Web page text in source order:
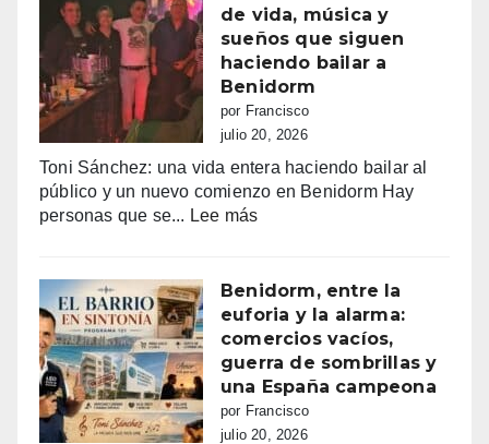
100.000
euros
recaudados”
amor
en
Tele5
de vida, música y
sueños que siguen
haciendo bailar a
Benidorm
por Francisco
julio 20, 2026
Toni Sánchez: una vida entera haciendo bailar al
público y un nuevo comienzo en Benidorm Hay
personas que se... Lee más:
68
años
de
vida,
música
y
sueños
Benidorm, entre la
euforia y la alarma:
comercios vacíos,
guerra de sombrillas y
una España campeona
por Francisco
julio 20, 2026